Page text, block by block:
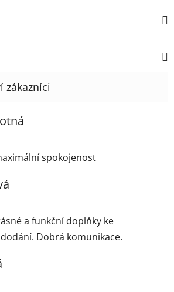
je 5 z 5 hvězdiček.
spokojenost
je 5 z 5 hvězdiček.
a funkční doplňky ke
Dobrá komunikace.
je 5 z 5 hvězdiček.